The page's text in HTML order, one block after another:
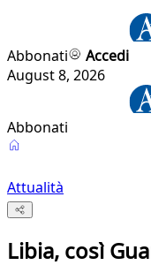
Abbonati
Accedi
August 8, 2026
Abbonati
Attualità
Libia, così